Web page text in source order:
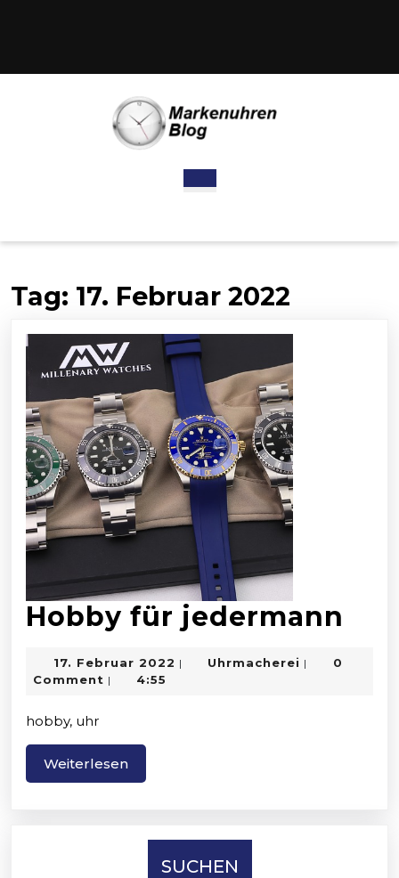
Tag: 17. Februar 2022
Hobby für jedermann
17. Februar 2022 17.
| Uhrmacherei Uhrmacherei
|
0
Comment | 4:55
hobby, uhr
WeiterlesenWeiterlesen
SUCHEN